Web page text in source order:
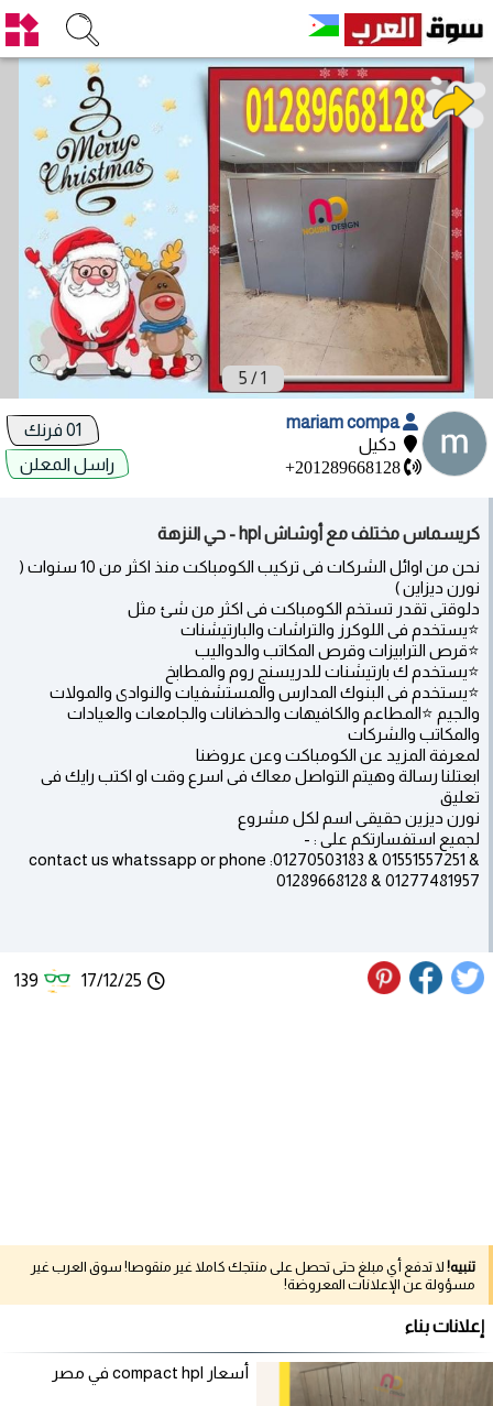
1
/
5
mariam compa
دكيل
+201289668128
راسل المعلن
كريسماس مختلف مع أوشاش hpl - حي النزهة
نحن من اوائل الشركات فى تركيب الكومباكت منذ اكثر من 10 سنوات (
نورن ديزاين )
دلوقتى تقدر تستخم الكومباكت فى اكثر من شئ مثل
⭐️يستخدم فى اللوكرز والتراشات والبارتيشنات
⭐️قرص الترابيزات وقرص المكاتب والدواليب
⭐️يستخدم ك بارتيشنات للدريسنج روم والمطابخ
⭐️يستخدم فى البنوك المدارس والمستشفيات والنوادى والمولات
والجيم ⭐️المطاعم والكافيهات والحضانات والجامعات والعيادات
والمكاتب والشركات
لمعرفة المزيد عن الكومباكت وعن عروضنا
ابعتلنا رسالة وهيتم التواصل معاك فى اسرع وقت او اكتب رايك فى
تعليق
نورن ديزين حقيقى اسم لكل مشروع
لجميع استفسارتكم على : -
contact us whatssapp or phone :01270503183 & 01551557251 &
01289668128 & 01277481957
17/12/25
139
تنبيه! لا تدفع أي مبلغ حتى تحصل على منتجك كاملا غير منقوصا! سوق العرب غير
مسؤولة عن الإعلانات المعروضة!
إعلانات بناء
أسعار compact hpl في مصر